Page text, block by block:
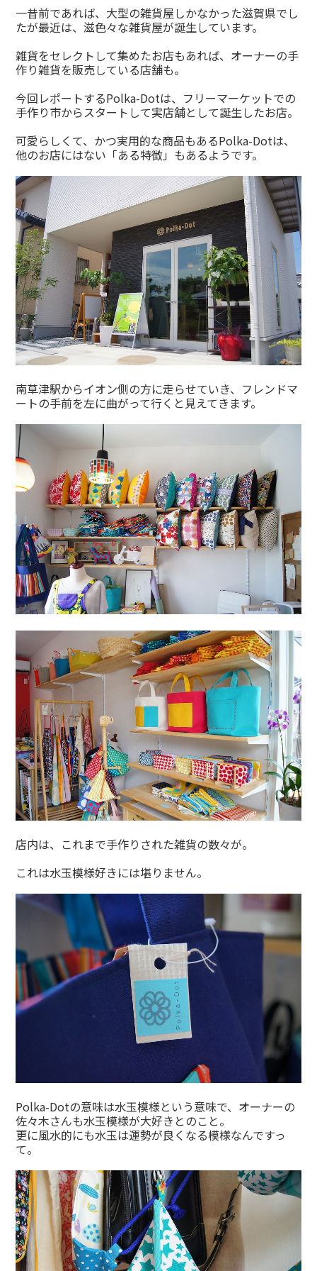
有
一昔前であれば、大型の雑貨屋しかなかった滋賀県でし
たが最近は、滋色々な雑貨屋が誕生しています。
雑貨をセレクトして集めたお店もあれば、オーナーの手
作り雑貨を販売している店舗も。
今回レポートするPolka-Dotは、フリーマーケットでの
手作り市からスタートして実店舗として誕生したお店。
可愛らしくて、かつ実用的な商品もあるPolka-Dotは、
他のお店にはない「ある特徴」もあるようです。
南草津駅からイオン側の方に走らせていき、フレンドマ
ートの手前を左に曲がって行くと見えてきます。
店内は、これまで手作りされた雑貨の数々が。
これは水玉模様好きには堪りません。
Polka-Dotの意味は水玉模様という意味で、オーナーの
佐々木さんも水玉模様が大好きとのこと。
更に風水的にも水玉は運勢が良くなる模様なんですっ
て。